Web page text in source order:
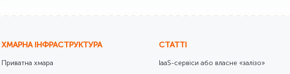
ХМАРНА ІНФРАСТРУКТУРА
Приватна хмара
СТАТТІ
IaaS-сервіси або власне «залізо»